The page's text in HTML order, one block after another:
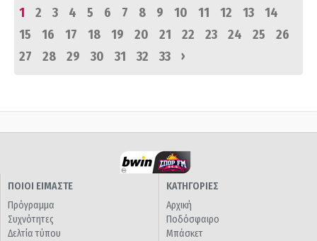
1
2 3 4 5 6 7 8 9 10 11 12 13
14
15
16 17 18 19 20 21 22 23 24 25
26
27
28 29 30 31 32 33 ›
ΠΟΙΟΙ ΕΙΜΑΣΤΕ
Πρόγραμμα
Συχνότητες
Δελτία τύπου
ΚΑΤΗΓΟΡΙΕΣ
Αρχική
Ποδόσφαιρο
Μπάσκετ